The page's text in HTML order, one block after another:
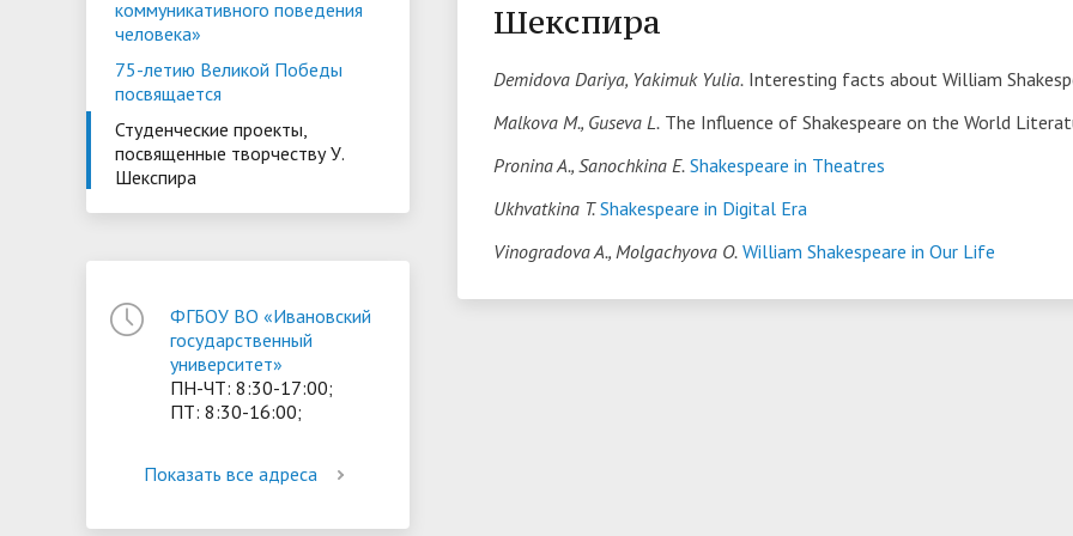
• Конкурсы на замещение
должностей
• Брендбук • Вход в систему ЭИОС
• Олимпиада "Большие надежды
малых городов"
ориентации и содействия
трудоустройству выпускников
«Карьера»
• Дистанционные занятия для
иностранных студентов
• Страница добра
• Платные образовательные услуги
• Стипендии и меры поддержки
обучающихся
деятельность
• Абитуриенту
• Международное сотрудничество
• Внутренняя система оценки
качества образования
коммуникативного поведения
человека»
75-летию Великой Победы
посвящается
Студенческие проекты,
посвященные творчеству У.
Шекспира
ФГБОУ ВО «Ивановский
государственный
университет»
ПН-ЧТ: 8:30-17:00;
ПТ: 8:30-16:00;
Показать все адреса
Шекспира
Demidova Dariya, Yakimuk Yulia. Interesting facts about William
Malkova M., Guseva L. The Influence of Shakespeare on the World
Pronina A., Sanochkina E. Shakespeare in Theatres
Ukhvatkina T. Shakespeare in Digital Era
Vinogradova A., Molgachyova O. William Shakespeare in Our Life